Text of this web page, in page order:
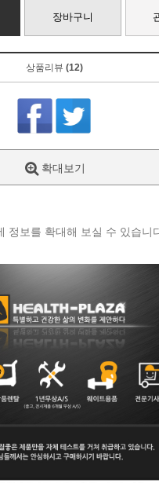
장바구니
상품리뷰 (12)
확대보기
정보를 확대해 보실 수 있습니